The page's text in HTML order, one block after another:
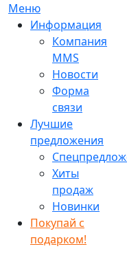
Меню
Информация
Компания
MMS
Новости
Форма
связи
Лучшие
предложения
Хиты
продаж
Новинки
Покупай с
подарком!